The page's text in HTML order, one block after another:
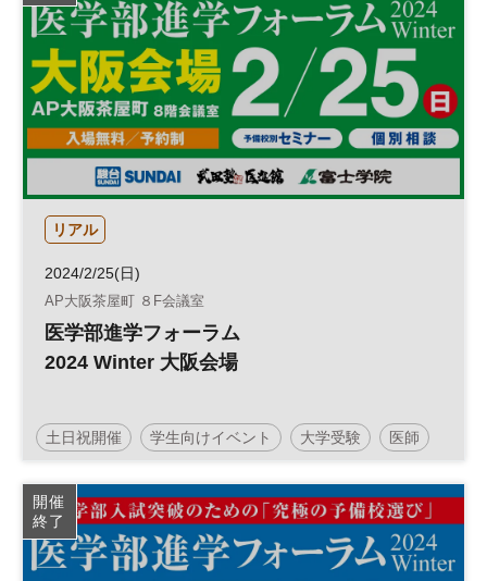
リアル
2024/2/25(日)
AP大阪茶屋町 ８F会議室
医学部進学フォーラム
2024 Winter 大阪会場
土日祝開催 学生向けイベント 大学受験 医師
Z世代 予備校 受験 医療 医学部
参加無料
開催
終了